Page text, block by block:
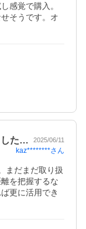
感覚で購入。
そうです。オ
した… 2025/06/11
kaz********さん
まだまだ取り扱
を把握するな
更に活用でき